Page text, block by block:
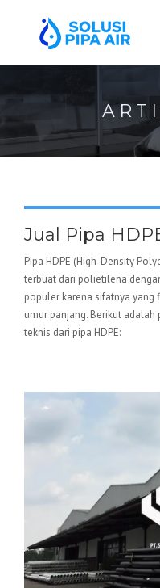
Jual Pipa
Pipa HDPE (High-Density
terbuat dari polietilena
populer karena sifatnya
umur panjang. Berikut
teknis dari pipa HDPE: